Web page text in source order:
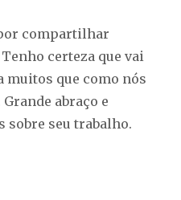
compartilhar
certeza que vai
muitos que como nós
abraço e
sobre seu trabalho.